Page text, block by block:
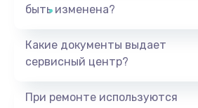
быть изменена?
Какие документы выдает
сервисный центр?
При ремонте используются